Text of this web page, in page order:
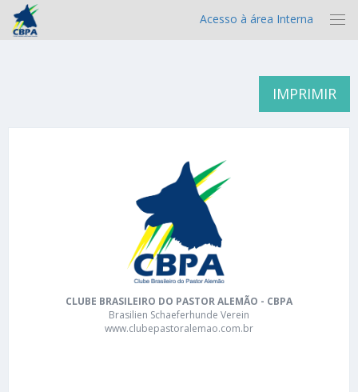
Acesso à área Interna
IMPRIMIR
CLUBE BRASILEIRO DO PASTOR ALEMÃO - CBPA
Brasilien Schaeferhunde Verein
www.clubepastoralemao.com.br